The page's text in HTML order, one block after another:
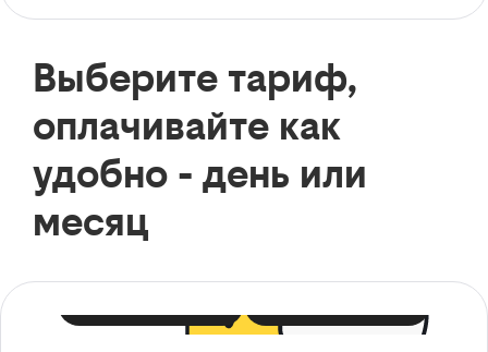
Выберите тариф,
оплачивайте как
удобно - день или
месяц